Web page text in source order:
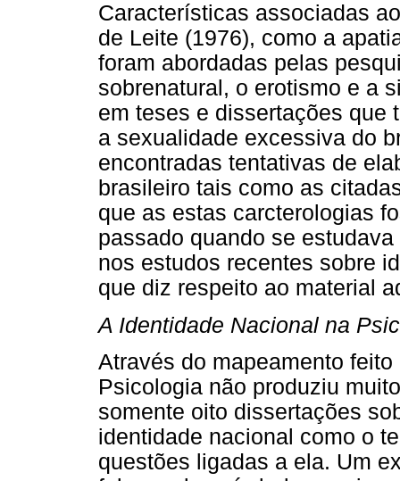
Características associadas
de Leite (1976), como a
foram abordadas pelas
sobrenatural, o erotismo e a
em teses e dissertações que
a sexualidade excessiva do
encontradas tentativas de
brasileiro tais como as
que as estas carcterologias
passado quando se
nos estudos recentes sobre
que diz respeito ao material
A Identidade Nacional na
Através do mapeamento
Psicologia não produziu
somente oito dissertações
identidade nacional como o
questões ligadas a ela. Um